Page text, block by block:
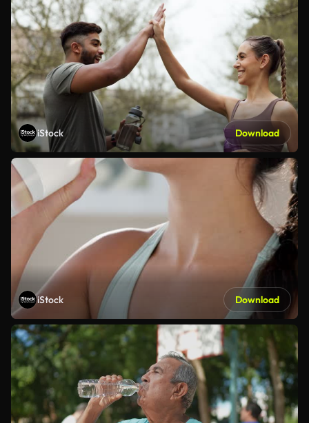
iStock Download
iStock Download